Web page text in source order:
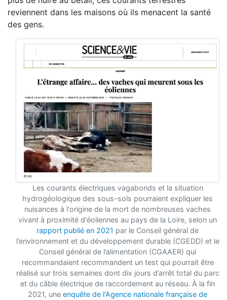
reviennent dans les maisons où ils menacent la santé
des gens.
Les courants électriques vagabonds et la situation
hydrogéologique des sous-sols pourraient expliquer les
nuisances à l'origine de la mort de nombreuses vaches
vivant à proximité d'éoliennes au pays de la Loire, selon un
rapport publié en 2021 par le Conseil général de
l’environnement et du développement durable (CGEDD) et le
Conseil général de l’alimentation (CGAAER) qui
recommandaient recommandent un test qui pourrait être
réalisé sur trois semaines dont dix jours d’arrêt total du parc
et du câble électrique de raccordement au réseau. À la fin
2021, une enquête de l'Agence nationale française de